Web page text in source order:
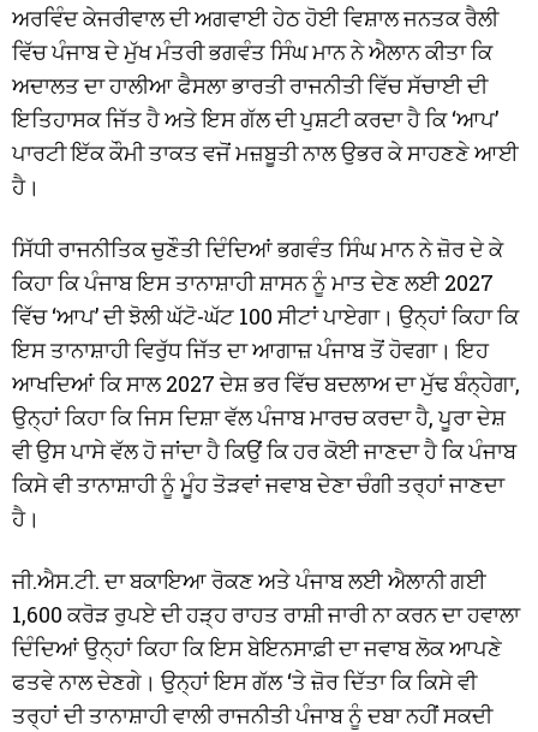
ਅਰਵਿੰਦ ਕੇਜਰੀਵਾਲ ਦੀ ਅਗਵਾਈ ਹੇਠ ਹੋਈ ਵਿਸ਼ਾਲ ਜਨਤਕ ਰੈਲੀ
ਵਿੱਚ ਪੰਜਾਬ ਦੇ ਮੁੱਖ ਮੰਤਰੀ ਭਗਵੰਤ ਸਿੰਘ ਮਾਨ ਨੇ ਐਲਾਨ ਕੀਤਾ ਕਿ
ਅਦਾਲਤ ਦਾ ਹਾਲੀਆ ਫੈਸਲਾ ਭਾਰਤੀ ਰਾਜਨੀਤੀ ਵਿੱਚ ਸੱਚਾਈ ਦੀ
ਇਤਿਹਾਸਕ ਜਿੱਤ ਹੈ ਅਤੇ ਇਸ ਗੱਲ ਦੀ ਪੁਸ਼ਟੀ ਕਰਦਾ ਹੈ ਕਿ ‘ਆਪ’
ਪਾਰਟੀ ਇੱਕ ਕੌਮੀ ਤਾਕਤ ਵਜੋਂ ਮਜ਼ਬੂਤੀ ਨਾਲ ਉਭਰ ਕੇ ਸਾਹਣਣੇ ਆਈ
ਹੈ।
ਸਿੱਧੀ ਰਾਜਨੀਤਿਕ ਚੁਣੌਤੀ ਦਿੰਦਿਆਂ ਭਗਵੰਤ ਸਿੰਘ ਮਾਨ ਨੇ ਜ਼ੋਰ ਦੇ ਕੇ
ਕਿਹਾ ਕਿ ਪੰਜਾਬ ਇਸ ਤਾਨਾਸ਼ਾਹੀ ਸ਼ਾਸਨ ਨੂੰ ਮਾਤ ਦੇਣ ਲਈ 2027
ਵਿੱਚ ‘ਆਪ’ ਦੀ ਝੋਲੀ ਘੱਟੋ-ਘੱਟ 100 ਸੀਟਾਂ ਪਾਏਗਾ। ਉਨ੍ਹਾਂ ਕਿਹਾ ਕਿ
ਇਸ ਤਾਨਾਸ਼ਾਹੀ ਵਿਰੁੱਧ ਜਿੱਤ ਦਾ ਆਗਾਜ਼ ਪੰਜਾਬ ਤੋਂ ਹੋਵਗਾ। ਇਹ
ਆਖਦਿਆਂ ਕਿ ਸਾਲ 2027 ਦੇਸ਼ ਭਰ ਵਿੱਚ ਬਦਲਾਅ ਦਾ ਮੁੱਢ ਬੰਨ੍ਹੇਗਾ,
ਉਨ੍ਹਾਂ ਕਿਹਾ ਕਿ ਜਿਸ ਦਿਸ਼ਾ ਵੱਲ ਪੰਜਾਬ ਮਾਰਚ ਕਰਦਾ ਹੈ, ਪੂਰਾ ਦੇਸ਼
ਵੀ ਉਸ ਪਾਸੇ ਵੱਲ ਹੋ ਜਾਂਦਾ ਹੈ ਕਿਉਂ ਕਿ ਹਰ ਕੋਈ ਜਾਣਦਾ ਹੈ ਕਿ ਪੰਜਾਬ
ਕਿਸੇ ਵੀ ਤਾਨਾਸ਼ਾਹੀ ਨੂੰ ਮੂੰਹ ਤੋੜਵਾਂ ਜਵਾਬ ਦੇਣਾ ਚੰਗੀ ਤਰ੍ਹਾਂ ਜਾਣਦਾ
ਹੈ।
ਜੀ.ਐਸ.ਟੀ. ਦਾ ਬਕਾਇਆ ਰੋਕਣ ਅਤੇ ਪੰਜਾਬ ਲਈ ਐਲਾਨੀ ਗਈ
1,600 ਕਰੋੜ ਰੁਪਏ ਦੀ ਹੜ੍ਹ ਰਾਹਤ ਰਾਸ਼ੀ ਜਾਰੀ ਨਾ ਕਰਨ ਦਾ ਹਵਾਲਾ
ਦਿੰਦਿਆਂ ਉਨ੍ਹਾਂ ਕਿਹਾ ਕਿ ਇਸ ਬੇਇਨਸਾਫ਼ੀ ਦਾ ਜਵਾਬ ਲੋਕ ਆਪਣੇ
ਫਤਵੇ ਨਾਲ ਦੇਣਗੇ। ਉਨ੍ਹਾਂ ਇਸ ਗੱਲ ‘ਤੇ ਜ਼ੋਰ ਦਿੱਤਾ ਕਿ ਕਿਸੇ ਵੀ
ਤਰ੍ਹਾਂ ਦੀ ਤਾਨਾਸ਼ਾਹੀ ਵਾਲੀ ਰਾਜਨੀਤੀ ਪੰਜਾਬ ਨੂੰ ਦਬਾ ਨਹੀਂ ਸਕਦੀ